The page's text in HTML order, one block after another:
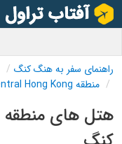
راهنمای سفر به هنگ کنگ
منطقه Central Hong Kong